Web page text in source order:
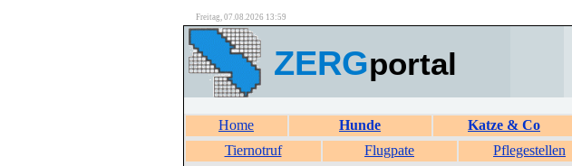
Freitag, 07.08.2026 13:59
ZERGportal
Home Hunde Katze & Co
Tiernotruf
Flugpate Pflegestellen